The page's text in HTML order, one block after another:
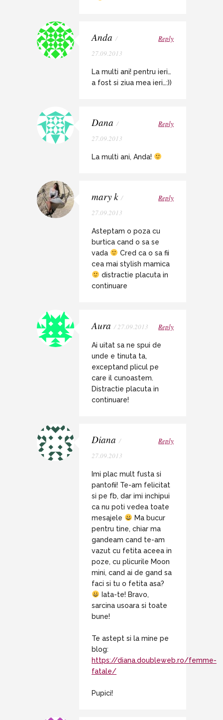
Anda /
27.09.2013
Reply
La multi ani! pentru ieri…
a fost si ziua mea ieri…:))
Dana /
27.09.2013
Reply
La multi ani, Anda!
mary k /
27.09.2013
Reply
Asteptam o poza cu
burtica cand o sa se
vada
Cred ca o sa fii
cea mai stylish mamica
distractie placuta in
continuare
Aura / 27.09.2013 Reply
Ai uitat sa ne spui de
unde e tinuta ta,
exceptand plicul pe
care il cunoastem.
Distractie placuta in
continuare!
Diana /
27.09.2013
Reply
Imi plac mult fusta si
pantofii! Te-am felicitat
si pe fb, dar imi inchipui
ca nu poti vedea toate
mesajele
Ma bucur
pentru tine, chiar ma
gandeam cand te-am
vazut cu fetita aceea in
poze, cu plicurile Moon
mini, cand ai de gand sa
faci si tu o fetita asa?
Iata-te! Bravo,
sarcina usoara si toate
bune!
Te astept si la mine pe
blog:
https://diana.doubleweb.ro/femme-
fatale/
Pupici!